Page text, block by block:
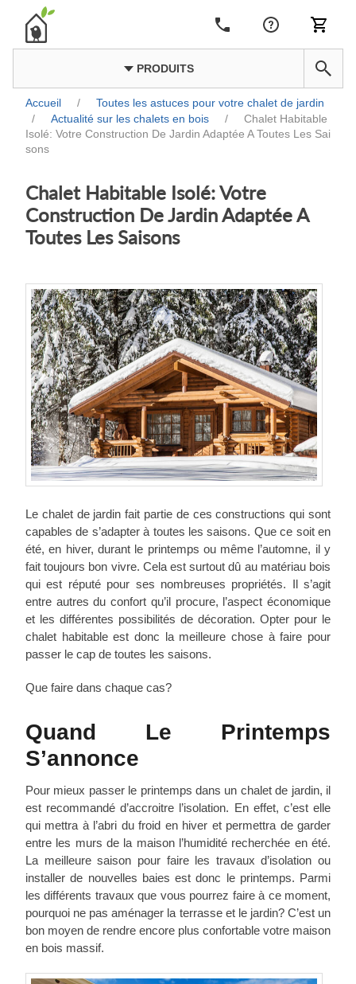
PRODUITS
Accueil /
Toutes les astuces pour votre chalet de jardin
/
Actualité sur les chalets en bois /
Chalet Habitable
Isolé: Votre Construction De Jardin Adaptée A Toutes Les Sai
sons
Chalet Habitable Isolé: Votre
Construction De Jardin Adaptée A
Toutes Les Saisons
Le chalet de jardin fait partie de ces constructions qui sont
capables de s’adapter à toutes les saisons. Que ce soit en
été, en hiver, durant le printemps ou même l’automne, il y
fait toujours bon vivre. Cela est surtout dû au matériau bois
qui est réputé pour ses nombreuses propriétés. Il s’agit
entre autres du confort qu’il procure, l’aspect économique
et les différentes possibilités de décoration. Opter pour le
chalet habitable est donc la meilleure chose à faire pour
passer le cap de toutes les saisons.
Que faire dans chaque cas?
Quand Le Printemps
S’annonce
Pour mieux passer le printemps dans un chalet de jardin, il
est recommandé d’accroitre l’isolation. En effet, c’est elle
qui mettra à l’abri du froid en hiver et permettra de garder
entre les murs de la maison l’humidité recherchée en été.
La meilleure saison pour faire les travaux d’isolation ou
installer de nouvelles baies est donc le printemps. Parmi
les différents travaux que vous pourrez faire à ce moment,
pourquoi ne pas aménager la terrasse et le jardin? C’est un
bon moyen de rendre encore plus confortable votre maison
en bois massif.